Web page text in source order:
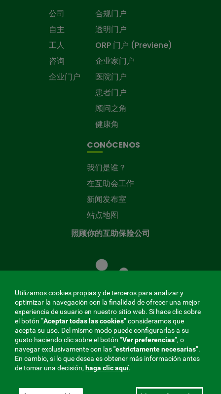
公司
自主
工人
咨询
企业门户
合规门户
透明门户
ORP 门户 (Previene)
企业家门户
医院门户
患者门户
顾问之角
健康角
CONÓCENOS
我们是谁？
在互助会工作
新闻发布室
站点地图
照顾你的互助保险公司
同
基
金
MENÚ
REDES
SOCIALES
Utilizamos cookies propias y de terceros para analizar y
optimizar la navegación con la finalidad de ofrecer una mejor
experiencia de usuario en nuestro sitio web. Si hace clic sobre
el botón “Aceptar todas las cookies” consideramos que
acepta su uso. Del mismo modo puede configurarlas a su
gusto haciendo clic sobre el botón ”Ver preferencias”, o
navegar exclusivamente con las"estrictamentenecesarias”.
En cambio, si lo que desea es obtener más información antes
de tomar una decisión, haga clic aquí.